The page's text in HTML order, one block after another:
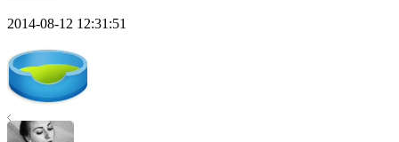
2014-08-12 12:31:51